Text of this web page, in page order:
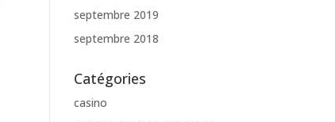
septembre 2019
septembre 2018
Catégories
casino